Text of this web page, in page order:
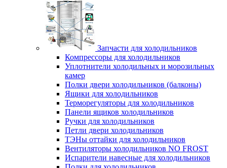
Запчасти для холодильников
Компрессоры для холодильников
Уплотнители холодильных и морозильных
камер
Полки двери холодильников (балконы)
Ящики для холодильников
Терморегуляторы для холодильников
Панели ящиков холодильников
Ручки для холодильников
Петли двери холодильников
ТЭНы оттайки для холодильников
Вентиляторы холодильников NO FROST
Испарители навесные для холодильников